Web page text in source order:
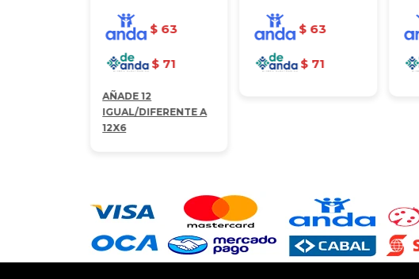
$ 63
$ 71
AÑADE 12
IGUAL/DIFERENTE A
12X6
$ 63
$ 71